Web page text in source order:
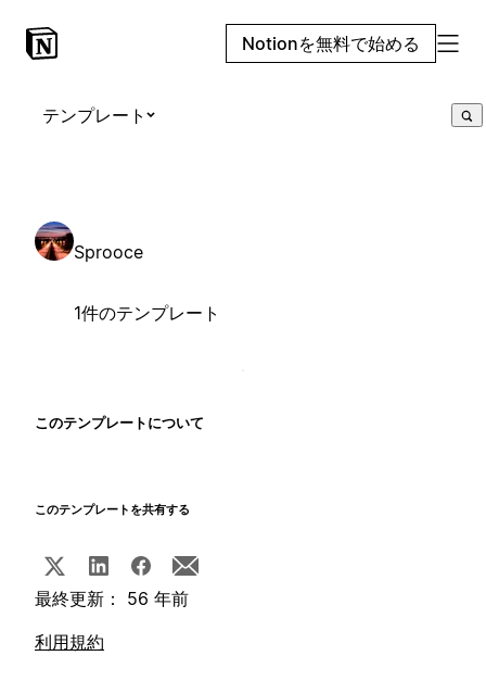
Notionを無料で始める
テンプレート
Sprooce
1件のテンプレート
このテンプレートについて
このテンプレートを共有する
最終更新： 56 年前
利用規約